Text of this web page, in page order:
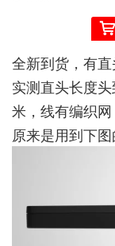
全新到货，有
实测直头长度
米，线有编织
原来是用到下